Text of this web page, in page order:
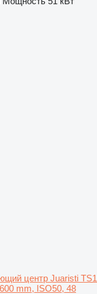
центр Juaristi TS1
mm, ISO50, 48